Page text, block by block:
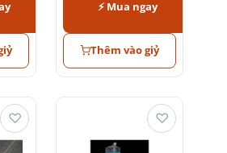
⚡ Mua ngay
Thêm vào giỷ
♡ ♡